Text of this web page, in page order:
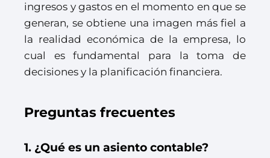
ingresos y gastos en el momento en que se
generan, se obtiene una imagen más fiel a
la realidad económica de la empresa, lo
cual es fundamental para la toma de
decisiones y la planificación financiera.
Preguntas frecuentes
1. ¿Qué es un asiento contable?